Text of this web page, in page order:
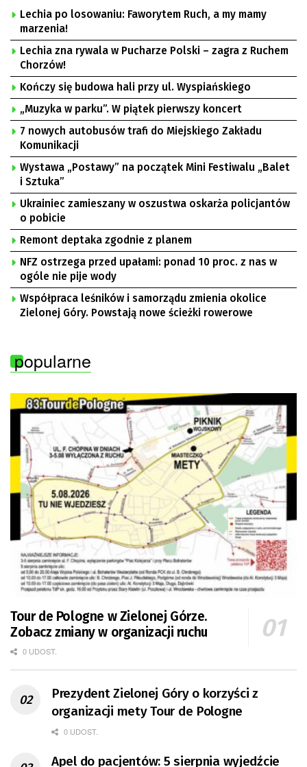
Lechia po losowaniu: Faworytem Ruch, a my mamy
marzenia!
Lechia zna rywala w Pucharze Polski – zagra z Ruchem
Chorzów!
Kończy się budowa hali przy ul. Wyspiańskiego
„Muzyka w parku”. W piątek pierwszy koncert
7 nowych autobusów trafi do Miejskiego Zakładu
Komunikacji
Wystawa „Postawy” na początek Mini Festiwalu „Balet
i Sztuka”
Ukrainiec zamieszany w oszustwa oskarża policjantów
o pobicie
Remont deptaka zgodnie z planem
NFZ ostrzega przed upałami: ponad 10 proc. z nas w
ogóle nie pije wody
Współpraca leśników i samorządu zmienia okolice
Zielonej Góry. Powstają nowe ścieżki rowerowe
popularne
Tour de Pologne w Zielonej Górze.
Zobacz zmiany w organizacji ruchu
0 UDOST.
Prezydent Zielonej Góry o korzyści z
organizacji mety Tour de Pologne
0 UDOST.
Apel do pacjentów: 5 sierpnia wyjedźcie